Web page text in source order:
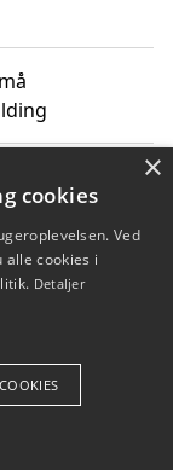
og vælg den
løsning
×
cookies
Ved
alle cookies i
Detaljer